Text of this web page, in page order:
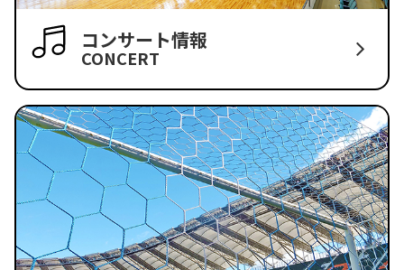
コンサート情報
CONCERT